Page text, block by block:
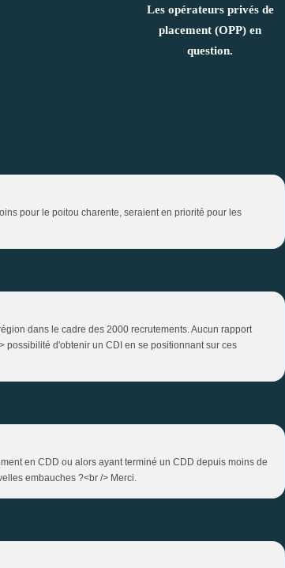
Les opérateurs privés de
placement (OPP) en
question.
pour le poitou charente, seraient en priorité pour les
dans le cadre des 2000 recrutements. Aucun rapport
possibilité d'obtenir un CDI en se positionnant sur ces
en CDD ou alors ayant terminé un CDD depuis moins de
embauches ?<br /> Merci.